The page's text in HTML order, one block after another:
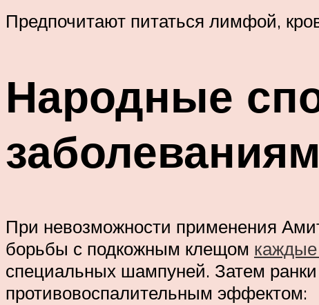
Предпочитают питаться лимфой,
Народные
При невозможности применения
борьбы с подкожным клещом
специальных шампуней. Затем
противовоспалительным эффектом: